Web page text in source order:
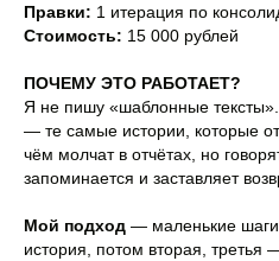
Правки: 1 итерация по
Стоимость: 15 000 рублей
ПОЧЕМУ ЭТО РАБОТАЕТ?
Я не пишу «шаблонные
— те самые истории, которые
чём молчат в отчётах, но
запоминается и заставляет
Мой подход — маленькие
история, потом вторая, третья